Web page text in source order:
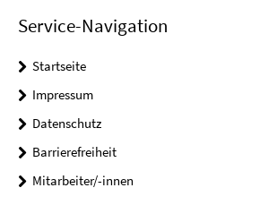
Service-Navigation
Startseite
Impressum
Datenschutz
Barrierefreiheit
Mitarbeiter/-innen